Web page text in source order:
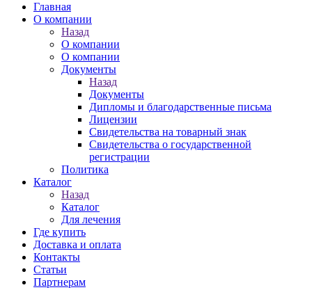
Главная
О компании
Назад
О компании
О компании
Документы
Назад
Документы
Дипломы и благодарственные письма
Лицензии
Свидетельства на товарный знак
Свидетельства о государственной
регистрации
Политика
Каталог
Назад
Каталог
Для лечения
Где купить
Доставка и оплата
Контакты
Статьи
Партнерам